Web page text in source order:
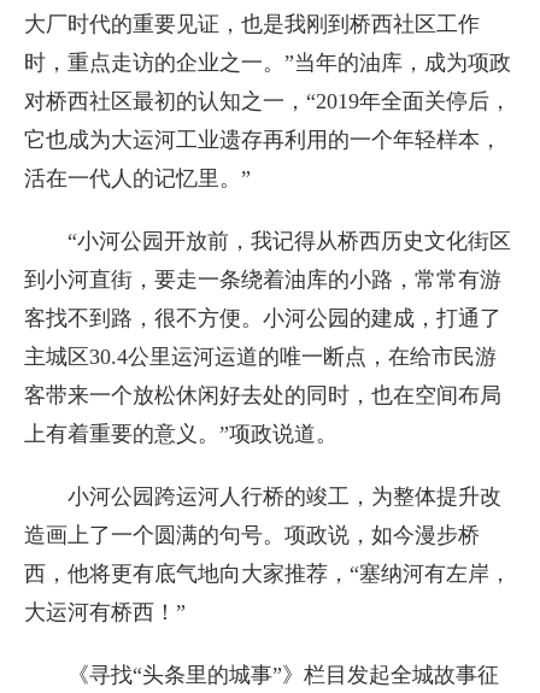
大厂时代的重要见证，也是我刚到桥西社区工作
时，重点走访的企业之一。”当年的油库，成为项政
对桥西社区最初的认知之一，“2019年全面关停后，
它也成为大运河工业遗存再利用的一个年轻样本，
活在一代人的记忆里。”
“小河公园开放前，我记得从桥西历史文化街区
到小河直街，要走一条绕着油库的小路，常常有游
客找不到路，很不方便。小河公园的建成，打通了
主城区30.4公里运河运道的唯一断点，在给市民游
客带来一个放松休闲好去处的同时，也在空间布局
上有着重要的意义。”项政说道。
小河公园跨运河人行桥的竣工，为整体提升改
造画上了一个圆满的句号。项政说，如今漫步桥
西，他将更有底气地向大家推荐，“塞纳河有左岸，
大运河有桥西！”
《寻找“头条里的城事”》栏目发起全城故事征